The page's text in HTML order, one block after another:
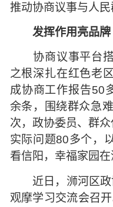
推动协商议事与人民
发挥作用亮品牌
协商议事平台搭
之根深扎在红色老
成协商工作报告50
余条，围绕群众急
次，政协委员、群
实际问题80多个，
看信阳，幸福家园在
近日，浉河区政
观摩学习交流会召